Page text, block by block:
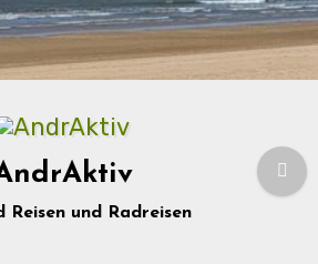
Reisen und Radreisen